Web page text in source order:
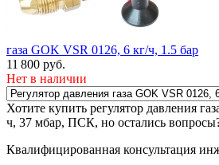
газа GOK VSR 0126, 6 кг/ч, 1.5 бар
11 800 руб.
Нет в наличии
Хотите купить регулятор давления
ч, 37 мбар, ПСК, но остались
Квалифицированная консультация